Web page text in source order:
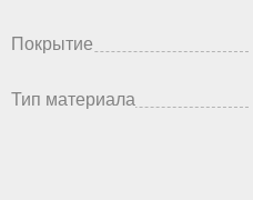
Покрытие
Тип материала